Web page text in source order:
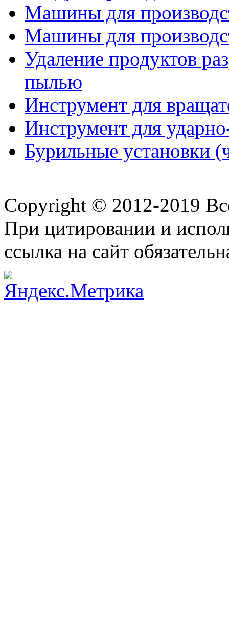
Машины для
Машины для
Удаление продуктов
пылью
Инструмент для
Инструмент для
Бурильные установки
Copyright © 2012-2019
При цитировании и
ссылка на сайт